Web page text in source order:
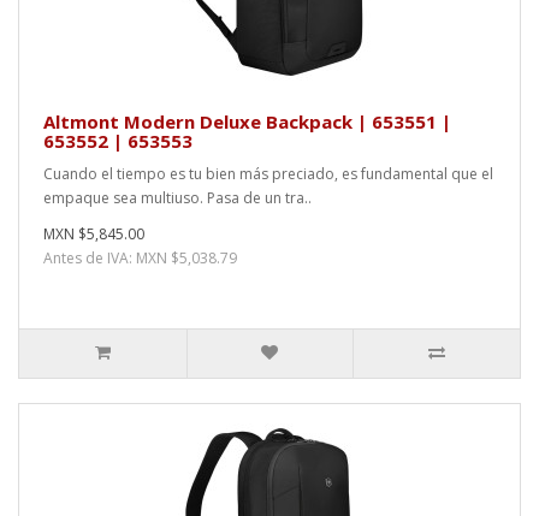
Altmont Modern Deluxe Backpack | 653551 |
653552 | 653553
Cuando el tiempo es tu bien más preciado, es fundamental que el
empaque sea multiuso. Pasa de un tra..
MXN $5,845.00
Antes de IVA: MXN $5,038.79